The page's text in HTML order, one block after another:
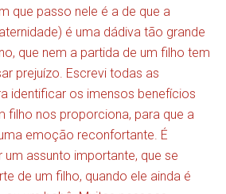
que passo nele é a de que a
é uma dádiva tão grande
que nem a partida de um filho tem
prejuízo. Escrevi todas as
identificar os imensos benefícios
filho nos proporciona, para que a
emoção reconfortante. É
assunto importante, que se
de um filho, quando ele ainda é